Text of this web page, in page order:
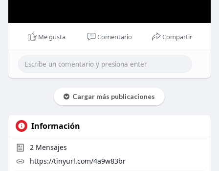
Me gusta Comentario Compartir
Cargar más publicaciones
Información
2Mensajes
https://tinyurl.com/4a9w83br